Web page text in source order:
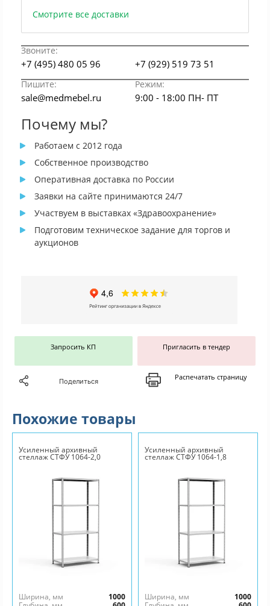
Смотрите все доставки
Звоните:
+7 (495) 480 05 96 +7 (929) 519 73 51
Пишите: Режим:
sale@medmebel.ru 9:00 - 18:00 ПН- ПТ
Почему мы?
Работаем с 2012 года
Собственное производство
Оперативная доставка по России
Заявки на сайте принимаются 24/7
Участвуем в выставках «Здравоохранение»
Подготовим техническое задание для торгов и
аукционов
Запросить КП Пригласить в тендер
Поделиться Распечатать страницу
Похожие товары
Усиленный архивный
стеллаж СТФУ 1064-2,0
Ширина, мм
1000
Усиленный архивный
стеллаж СТФУ 1064-1,8
Ширина, мм
1000